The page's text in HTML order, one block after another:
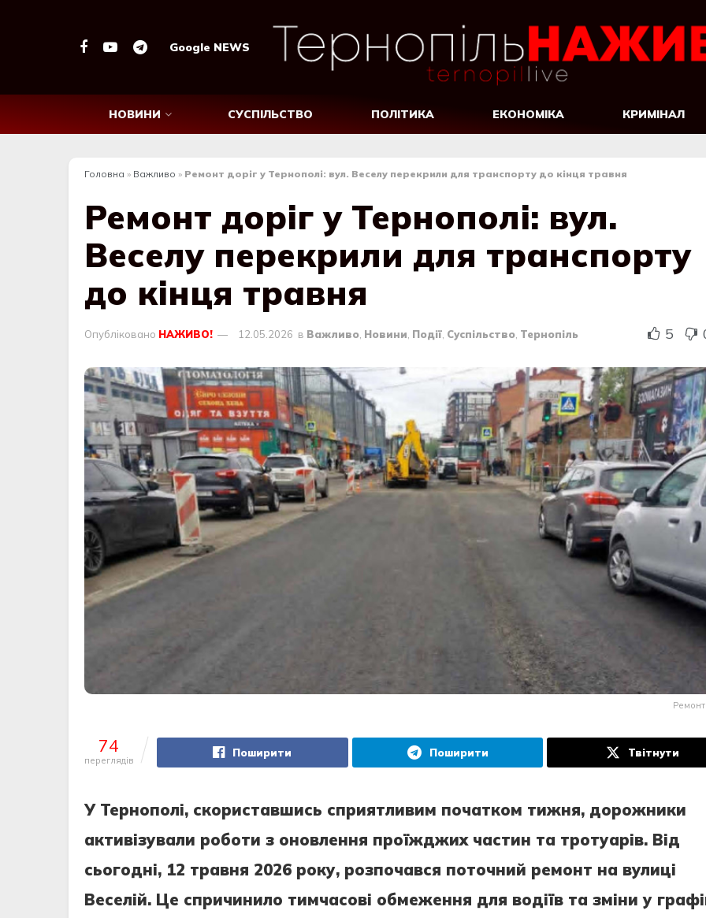
Google NEWS
НОВИНИ СУСПІЛЬСТВО ПОЛІТИКА ЕКОНОМІКА КРИМІНАЛ
Головна » Важливо » Ремонт доріг у Тернополі: вул. Веселу перекрили для транспорту до кінця травня
Ремонт доріг у Тернополі: вул.
Веселу перекрили для транспорту
до кінця травня
Опубліковано НАЖИВО! 12.05.2026 в Важливо, Новини, Події, Суспільство, Тернопіль 5
74
переглядів
Поширити Поширити Твітнути
У Тернополі, скориставшись сприятливим початком тижня, дорожники
активізували роботи з оновлення проїжджих частин та тротуарів. Від
сьогодні, 12 травня 2026 року, розпочався поточний ремонт на вулиці
Веселій. Це спричинило тимчасові обмеження для водіїв та зміни у